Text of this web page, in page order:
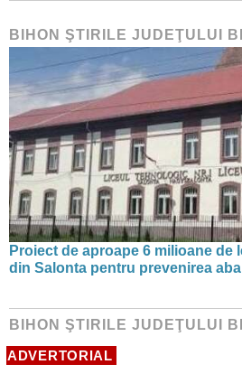
BIHON ŞTIRILE JUDEŢULUI
Proiect de aproape 6 milioane de
din Salonta pentru prevenirea
BIHON ŞTIRILE JUDEŢULUI
ADVERTORIAL